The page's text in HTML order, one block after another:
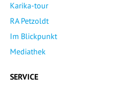
Karika-tour
RA Petzoldt
Im Blickpunkt
Mediathek
SERVICE